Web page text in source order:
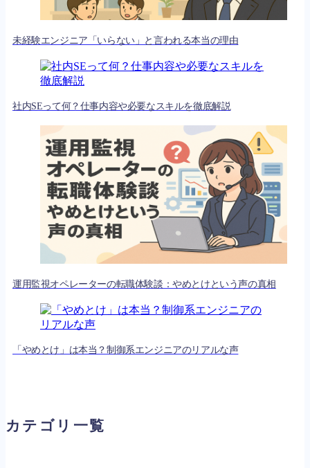
未経験エンジニア「いらない」と言われる本当の理由
社内SEって何？仕事内容や必要なスキルを徹底解説
運用監視オペレーターの転職体験談：やめとけという声の真相
「やめとけ」は本当？制御系エンジニアのリアルな声
カテゴリ一覧